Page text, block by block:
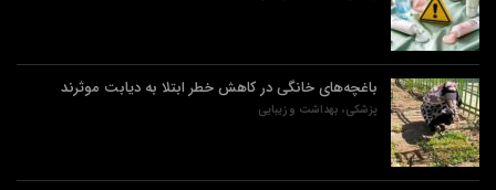
باغچه‌های خانگی در کاهش خطر ابتلا به دیابت موثرند
پزشکی، بهداشت و زیبایی